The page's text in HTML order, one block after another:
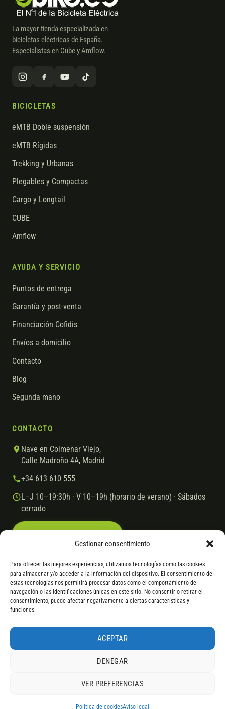
Gestionar consentimiento
Para ofrecer las mejores experiencias, utilizamos tecnologías como las cookies
para almacenar y/o acceder a la información del dispositivo. El consentimiento de
estas tecnologías nos permitirá procesar datos como el comportamiento de
navegación o las identificaciones únicas en este sitio. No consentir o retirar el
consentimiento, puede afectar negativamente a ciertas características y
funciones.
ACEPTAR
DENEGAR
VER PREFERENCIAS
Política de cookiesAviso legal
La mayor tienda especializada en
bicicletas eléctricas de España.
Especialistas en Cube y Amflow.
BICICLETAS
eMTB Doble suspensión
eMTB Rígidas
Trekking y Urbanas
Plegables y Compactas
Cargo y Longtail
CUBE
Amflow
AYUDA Y SERVICIO
Puntos de entrega
Garantía y post-venta
Financiación Cofidis
Envíos a domicilio
Contacto
Blog
Segunda mano
CONTACTO
Nave en Colmenar Viejo,
Calle Madroño 4A, Madrid
+34 613 610 555
L–J 10–19:30h · V 10–19h (horario de verano) · Sábados
cerrado
© 2026 Ebike.esAviso legal Política de cookies
VISA Mastercard Transferencia Cofidis
Gasto de apertura: 4% hasta 18 meses y 7% a 24 meses. Consulta
* Los modelos con entrega inmediata se envían 24 h laborables tras el
servir el producto, se devuelve el importe sin coste. La información de
por otros equivalentes o superiores.RESEÑAS DE